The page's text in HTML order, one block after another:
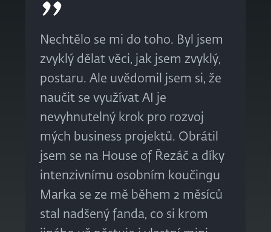
Nechtělo se mi do toho. Byl jsem
zvyklý dělat věci, jak jsem zvyklý,
postaru. Ale uvědomil jsem si, že
naučit se využívat AI je
nevyhnutelný krok pro rozvoj
mých business projektů. Obrátil
jsem se na House of Řezáč a díky
intenzivnímu osobním koučingu
Marka se ze mě během 2 měsíců
stal nadšený fanda, co si krom